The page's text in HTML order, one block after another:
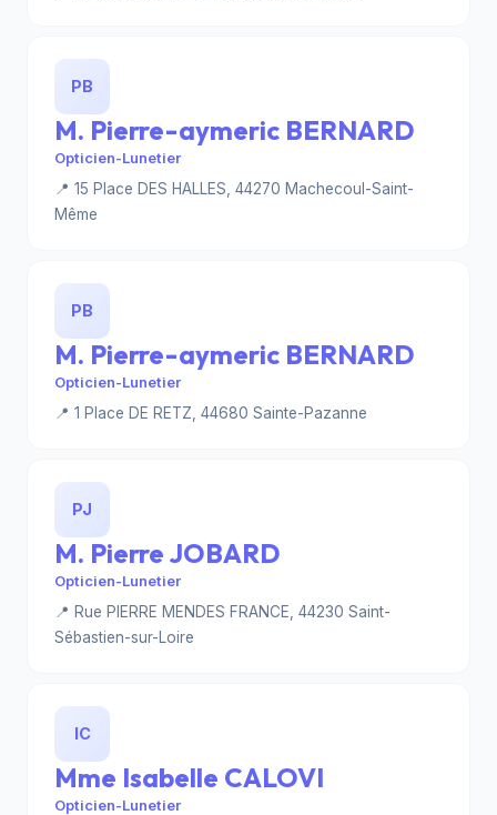
PB
M. Pierre-aymeric BERNARD
Opticien-Lunetier
📍 15 Place DES HALLES, 44270 Machecoul-Saint-
Même
PB
M. Pierre-aymeric BERNARD
Opticien-Lunetier
📍 1 Place DE RETZ, 44680 Sainte-Pazanne
PJ
M. Pierre JOBARD
Opticien-Lunetier
📍 Rue PIERRE MENDES FRANCE, 44230 Saint-
Sébastien-sur-Loire
IC
Mme Isabelle CALOVI
Opticien-Lunetier